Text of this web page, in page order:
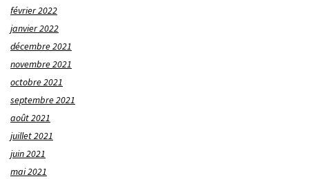
février 2022
janvier 2022
décembre 2021
novembre 2021
octobre 2021
septembre 2021
août 2021
juillet 2021
juin 2021
mai 2021